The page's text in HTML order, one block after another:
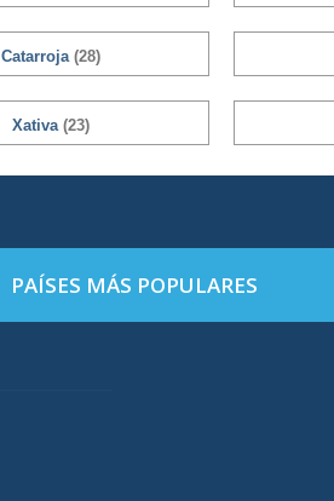
Catarroja (28)
Xativa (23)
PAÍSES MÁS POPULARES